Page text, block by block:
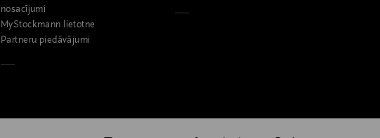
nosacījumi
MyStockmann lietotne
Partneru piedāvājumi